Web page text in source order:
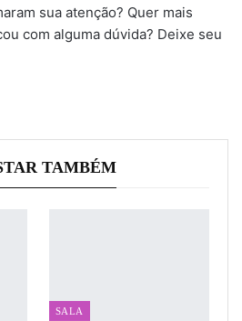
sua atenção? Quer mais
com alguma dúvida? Deixe seu
TAMBÉM
SALA